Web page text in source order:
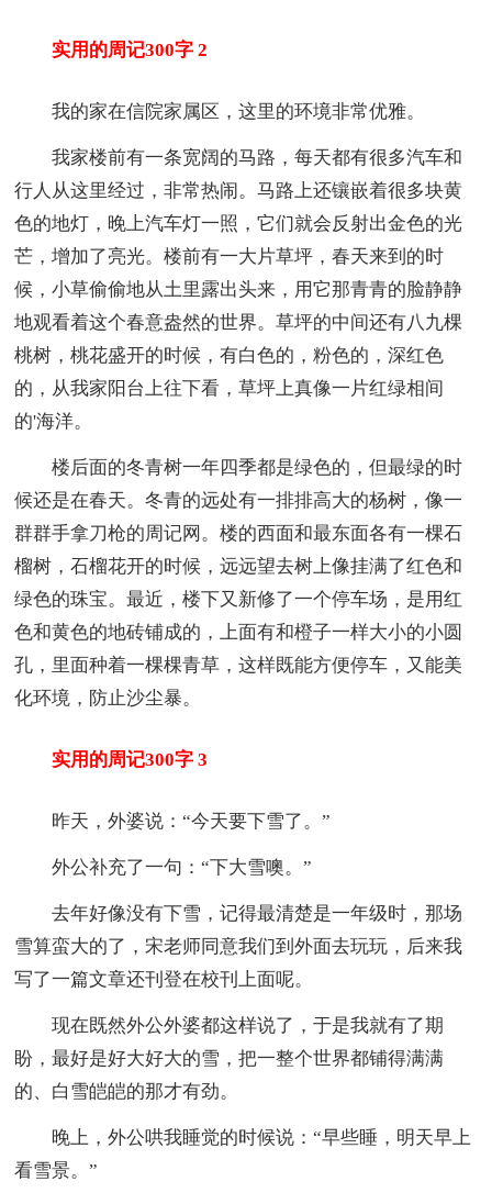
实用的周记300字 2
我的家在信院家属区，这里的环境非常优雅。
我家楼前有一条宽阔的马路，每天都有很多汽车和
行人从这里经过，非常热闹。马路上还镶嵌着很多块黄
色的地灯，晚上汽车灯一照，它们就会反射出金色的光
芒，增加了亮光。楼前有一大片草坪，春天来到的时
候，小草偷偷地从土里露出头来，用它那青青的脸静静
地观看着这个春意盎然的世界。草坪的中间还有八九棵
桃树，桃花盛开的时候，有白色的，粉色的，深红色
的，从我家阳台上往下看，草坪上真像一片红绿相间
的'海洋。
楼后面的冬青树一年四季都是绿色的，但最绿的时
候还是在春天。冬青的远处有一排排高大的杨树，像一
群群手拿刀枪的周记网。楼的西面和最东面各有一棵石
榴树，石榴花开的时候，远远望去树上像挂满了红色和
绿色的珠宝。最近，楼下又新修了一个停车场，是用红
色和黄色的地砖铺成的，上面有和橙子一样大小的小圆
孔，里面种着一棵棵青草，这样既能方便停车，又能美
化环境，防止沙尘暴。
实用的周记300字 3
昨天，外婆说：“今天要下雪了。”
外公补充了一句：“下大雪噢。”
去年好像没有下雪，记得最清楚是一年级时，那场
雪算蛮大的了，宋老师同意我们到外面去玩玩，后来我
写了一篇文章还刊登在校刊上面呢。
现在既然外公外婆都这样说了，于是我就有了期
盼，最好是好大好大的雪，把一整个世界都铺得满满
的、白雪皑皑的那才有劲。
晚上，外公哄我睡觉的时候说：“早些睡，明天早上
看雪景。”